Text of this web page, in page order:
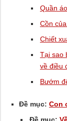
Quần
Cồn
Chiết
Tại sao
về điều
Bướm
Đề mục: Con